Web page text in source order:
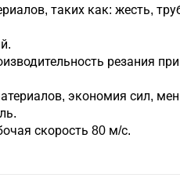
таких как: жесть,
резания
экономия сил,
скорость 80 м/с.